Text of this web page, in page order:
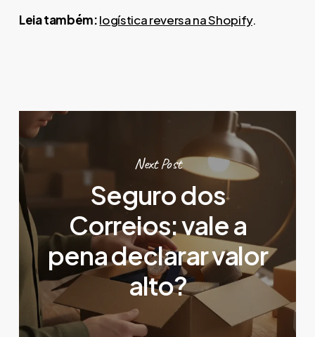
Leia também:logística reversa na Shopify.
Next Post
Seguro dos
Correios: vale a
pena declarar valor
alto?